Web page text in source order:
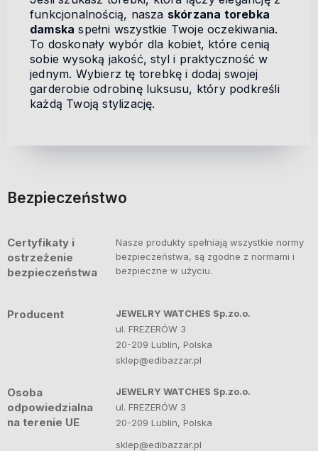
funkcjonalnością, nasza skórzana torebka
damska spełni wszystkie Twoje oczekiwania.
To doskonały wybór dla kobiet, które cenią
sobie wysoką jakość, styl i praktyczność w
jednym. Wybierz tę torebkę i dodaj swojej
garderobie odrobinę luksusu, który podkreśli
każdą Twoją stylizację.
Bezpieczeństwo
Certyfikaty i
ostrzeżenie
bezpieczeństwa
Nasze produkty spełniają wszystkie normy
bezpieczeństwa, są zgodne z normami i
bezpieczne w użyciu.
Producent
JEWELRY WATCHES Sp.zo.o.
ul. FREZERÓW 3
20-209 Lublin, Polska
sklep@edibazzar.pl
Osoba
odpowiedzialna
na terenie UE
JEWELRY WATCHES Sp.zo.o.
ul. FREZERÓW 3
20-209 Lublin, Polska
sklep@edibazzar.pl